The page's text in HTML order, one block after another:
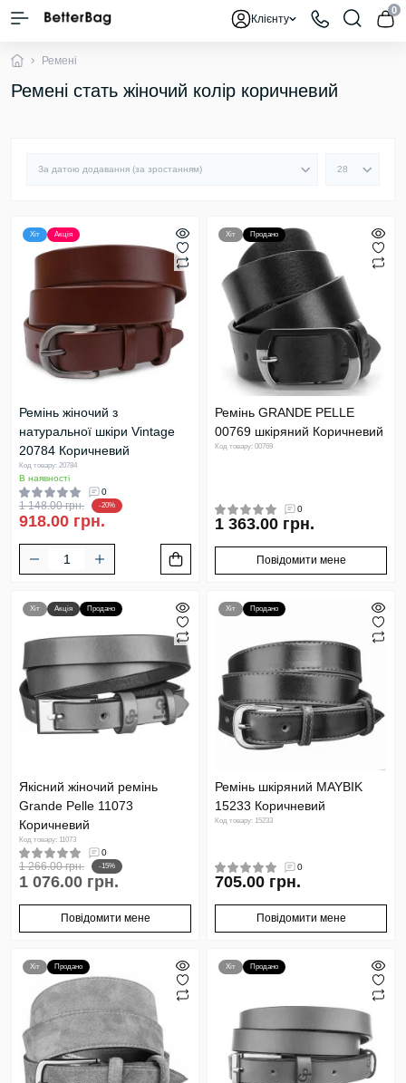
Клієнту
0
Ремені
Ремені стать жіночий колір коричневий
Хіт Акція
Ремінь жіночий з
натуральної шкіри Vintage
20784 Коричневий
Код товару: 20784
В наявності
0
1 148.00 грн. -20%
918.00 грн.
Хіт Продано
Ремінь GRANDE PELLE
00769 шкіряний Коричневий
Код товару: 00769
0
1 363.00 грн.
Повідомити мене
Хіт Акція Продано
Якісний жіночий ремінь
Grande Pelle 11073
Коричневий
Код товару: 11073
0
1 266.00 грн. -15%
1 076.00 грн.
Повідомити мене
Хіт Продано
Ремінь шкіряний MAYBIK
15233 Коричневий
Код товару: 15233
0
705.00 грн.
Повідомити мене
Хіт Продано Хіт Продано